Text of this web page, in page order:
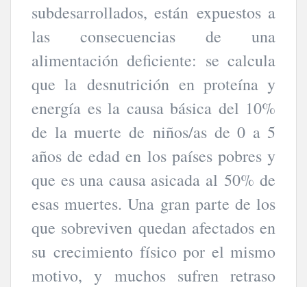
subdesarrollados, están expuestos a
las consecuencias de una
alimentación deficiente: se calcula
que la desnutrición en proteína y
energía es la causa básica del 10%
de la muerte de niños/as de 0 a 5
años de edad en los países pobres y
que es una causa asicada al 50% de
esas muertes. Una gran parte de los
que sobreviven quedan afectados en
su crecimiento físico por el mismo
motivo, y muchos sufren retraso